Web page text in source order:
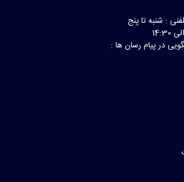
: شنبه تا پنج
در پیام رسان ها :